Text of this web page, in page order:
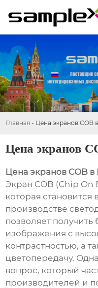
Главная - Цена экранов COB
Цена экранов
Цена экранов COB в
Экран COB (Chip On
которая
производстве
позволяет
изображения с
контрастностью, а
цветопередачу.
вопрос, который
производителей и